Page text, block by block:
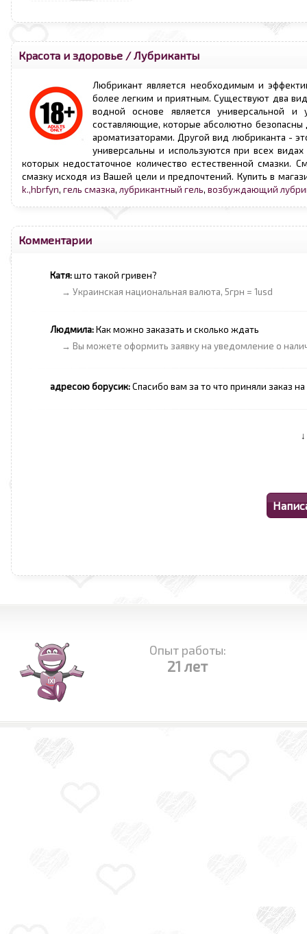
Красота и здоровье /Лубриканты
Любрикант является необходимым и
более легким и приятным. Существуют два
водной основе является универсальной и
составляющие, которые абсолютно
ароматизаторами. Другой вид любриканта -
универсальны и используются при всех
которых недостаточное количество естественной смазки.
смазку исходя из Вашей цели и предпочтений. Купить в
k.,hbrfyn, гель смазка, лубрикантный гель, возбуждающий
Комментарии
Катя:што такой гривен?
→ Украинская национальная валюта, 5грн = 1usd
Людмила:Как можно заказать и сколько ждать
→ Вы можете оформить заявку на уведомление о
адресою борусик:Спасибо вам за то что приняли заказ
↓
Опыт работы:
21 лет